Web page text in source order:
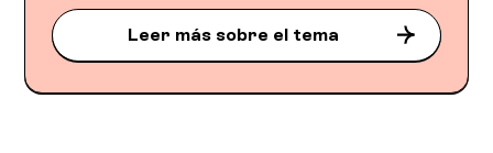
Leer más sobre el tema